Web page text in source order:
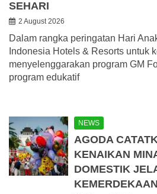
SEHARI
2 August 2026
Dalam rangka peringatan Hari
Indonesia Hotels & Resorts untuk
menyelenggarakan program GM
program edukatif
NEWS
AGODA
KENAIKAN
DOMESTIK
KEMERDEKAAN